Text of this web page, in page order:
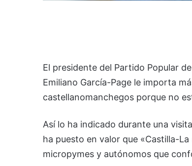
El presidente del Partido Popular
Emiliano García-Page le importa
castellanomanchegos porque no
Así lo ha indicado durante una
ha puesto en valor que «Castilla-
micropymes y autónomos que